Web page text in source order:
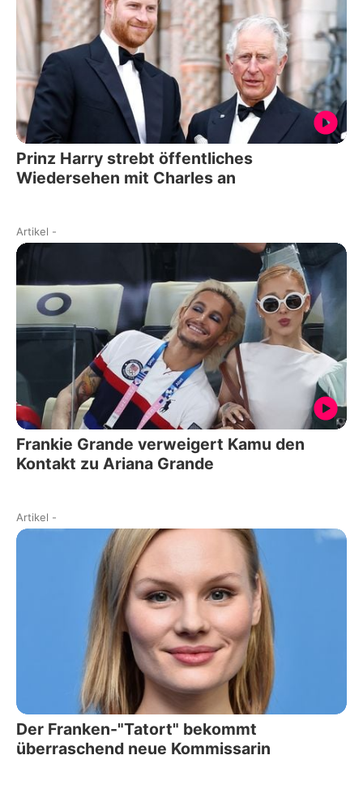
Prinz Harry strebt öffentliches
Wiedersehen mit Charles an
Artikel -
Frankie Grande verweigert Kamu den
Kontakt zu Ariana Grande
Artikel -
Der Franken-"Tatort" bekommt
überraschend neue Kommissarin